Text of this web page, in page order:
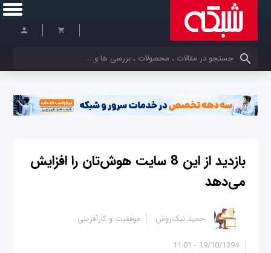
کلمات کلیدی خود را وارد کنید
بازدید از این 8 سایت هوش‌تان را افزایش
می‌دهد
19/10/1394 - 11:01
حمید نیک‌روش موفقیت و کارآفرینی